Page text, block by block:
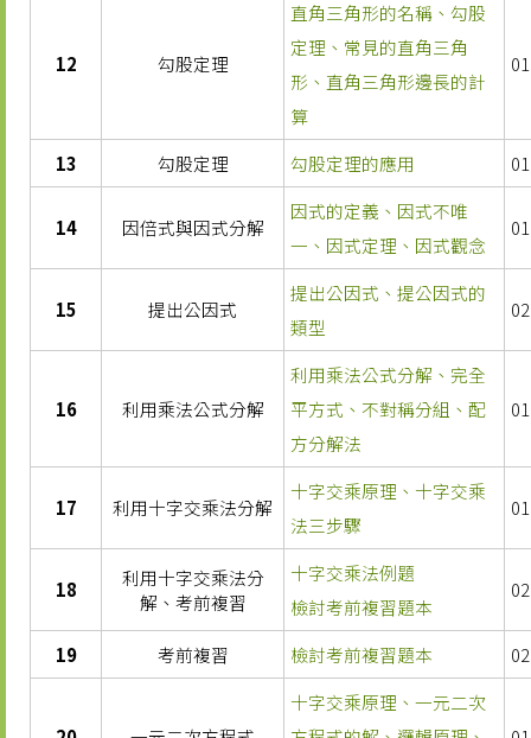
12 勾股定理
直角三角形的名稱、勾股
定理、常見的直角三角
形、直角三角形邊長的計
算
13 勾股定理 勾股定理的應用
14 因倍式與因式分解
因式的定義、因式不唯
一、因式定理、因式觀念
15 提出公因式
提出公因式、提公因式的
類型
16 利用乘法公式分解
利用乘法公式分解、完全
平方式、不對稱分組、配
方分解法
17 利用十字交乘法分解
十字交乘原理、十字交乘
法三步驟
18
利用十字交乘法分
解、考前複習
十字交乘法例題
檢討考前複習題本
19 考前複習 檢討考前複習題本
十字交乘原理、一元二次